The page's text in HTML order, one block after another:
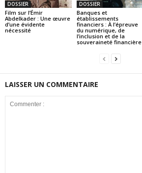
DOSSIER
Film sur l’Émir
Abdelkader : Une œuvre
d’une évidente
nécessité
DOSSIER
Banques et
établissements
financiers : À l’épreuve
du numérique, de
l’inclusion et de la
souveraineté financière
LAISSER UN COMMENTAIRE